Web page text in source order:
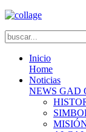
Inicio
Home
Noticias
NEWS GAD